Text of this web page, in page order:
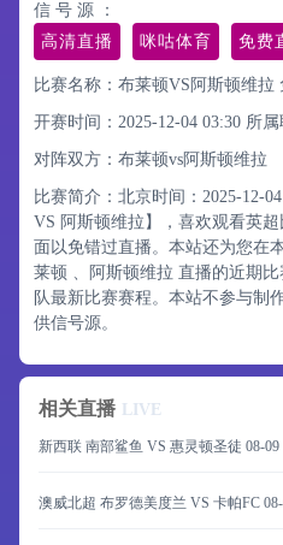
信 号 源 ：
高清直播
咪咕体育 免费
比赛名称：布莱顿VS阿斯顿维拉
开赛时间：2025-12-04 03:30 所属
对阵双方：布莱顿vs阿斯顿维拉
比赛简介：北京时间：2025-12-
VS 阿斯顿维拉】，喜欢观看英
面以免错过直播。本站还为您在
莱顿 、阿斯顿维拉 直播的近期
队最新比赛赛程。本站不参与制
供信号源。
相关直播 LIVE
新西联 南部鲨鱼 VS 惠灵顿圣徒 08-09
澳威北超 布罗德美度兰 VS 卡帕FC